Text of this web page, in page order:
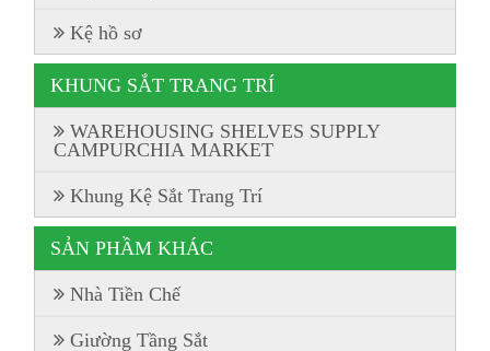
Kệ hồ sơ
KHUNG SẮT TRANG TRÍ
WAREHOUSING SHELVES SUPPLY
CAMPURCHIA MARKET
Khung Kệ Sắt Trang Trí
SẢN PHẦM KHÁC
Nhà Tiền Chế
Giường Tầng Sắt